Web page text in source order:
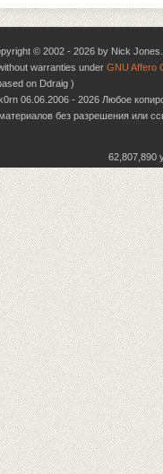
© 2002 - 2026 by Nick Jones.
warranties under GNU Affero
on Ddraig )
06.06.2006 - 2026 Любое
без разрешения или
62,807,890